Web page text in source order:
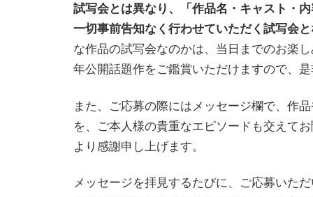
試写会とは異なり、「作品名・キャスト・
一切事前告知なく行わせていただく試写会
な作品の試写会なのかは、当日までのお楽
年公開話題作をご鑑賞いただけますので、
また、ご応募の際にはメッセージ欄で、作
を、ご本人様の貴重なエピソードも交えて
より感謝申し上げます。
メッセージを拝見するたびに、ご応募いた